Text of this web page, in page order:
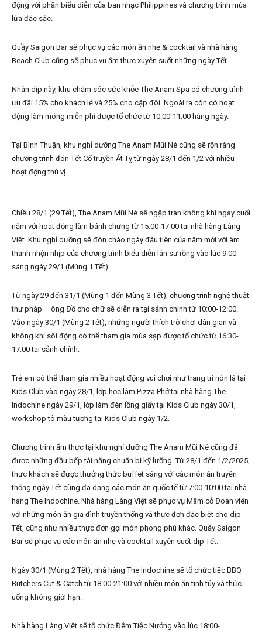
động với phần biểu diễn của ban nhạc Philippines và chương trình múa
lửa đặc sắc.
Quầy Saigon Bar sẽ phục vụ các món ăn nhẹ & cocktail và nhà hàng
Beach Club cũng sẽ phục vụ ẩm thực xuyên suốt những ngày Tết.
Nhân dịp này, khu chăm sóc sức khỏe The Anam Spa có chương trình
ưu đãi 15% cho khách lẻ và 25% cho cặp đôi. Ngoài ra còn có hoạt
động làm móng miễn phí được tổ chức từ 10:00-11:00 hàng ngày.
Tại Bình Thuận, khu nghỉ dưỡng The Anam Mũi Né cũng sẽ rộn ràng
chương trình đón Tết Cổ truyền Ất Tỵ từ ngày 28/1 đến 1/2 với nhiều
hoạt động thú vị.
Chiều 28/1 (29 Tết), The Anam Mũi Né sẽ ngập tràn không khí ngày cuối
năm với hoạt động làm bánh chưng từ 15:00-17:00 tại nhà hàng Làng
Việt. Khu nghỉ dưỡng sẽ đón chào ngày đầu tiên của năm mới với âm
thanh nhộn nhịp của chương trình biểu diễn lân sư rồng vào lúc 9:00
sáng ngày 29/1 (Mùng 1 Tết).
Từ ngày 29 đến 31/1 (Mùng 1 đến Mùng 3 Tết), chương trình nghệ thuật
thư pháp – ông Đồ cho chữ sẽ diễn ra tại sảnh chính từ 10:00-12:00.
Vào ngày 30/1 (Mùng 2 Tết), những người thích trò chơi dân gian và
không khí sôi động có thể tham gia múa sạp được tổ chức từ 16:30-
17:00 tại sảnh chính.
Trẻ em có thể tham gia nhiều hoạt động vui chơi như trang trí nón lá tại
Kids Club vào ngày 28/1, lớp học làm Pizza Phở tại nhà hàng The
Indochine ngày 29/1, lớp làm đèn lồng giấy tại Kids Club ngày 30/1,
workshop tô màu tượng tại Kids Club ngày 1/2.
Chương trình ẩm thực tại khu nghỉ dưỡng The Anam Mũi Né cũng đã
được những đầu bếp tài năng chuẩn bị kỹ lưỡng. Từ 28/1 đến 1/2/2025,
thực khách sẽ được thưởng thức buffet sáng với các món ăn truyền
thống ngày Tết cùng đa dạng các món ăn quốc tế từ 7:00-10:00 tại nhà
hàng The Indochine. Nhà hàng Làng Việt sẽ phục vụ Mâm cỗ Đoàn viên
với những món ăn gia đình truyền thống và thực đơn đặc biệt cho dịp
Tết, cũng như nhiều thực đơn gọi món phong phú khác. Quầy Saigon
Bar sẽ phục vụ các món ăn nhẹ và cocktail xuyên suốt dịp Tết.
Ngày 30/1 (Mùng 2 Tết), nhà hàng The Indochine sẽ tổ chức tiệc BBQ
Butchers Cut & Catch từ 18:00-21:00 với nhiều món ăn tinh túy và thức
uống không giới hạn.
Nhà hàng Làng Việt sẽ tổ chức Đêm Tiệc Nướng vào lúc 18:00-